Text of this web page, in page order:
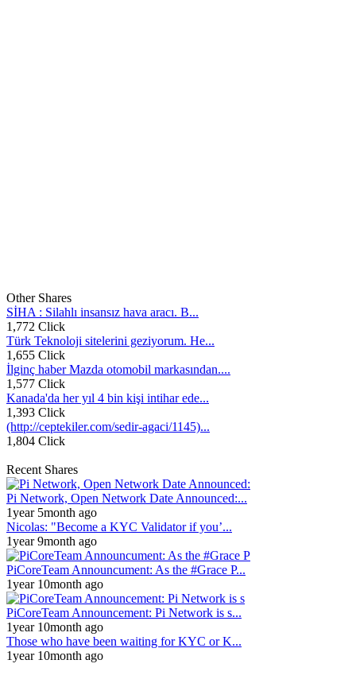
Other Shares
SİHA : Silahlı insansız hava aracı. B...
1,772 Click
Türk Teknoloji sitelerini geziyorum. He...
1,655 Click
İlginç haber Mazda otomobil markasından....
1,577 Click
Kanada'da her yıl 4 bin kişi intihar ede...
1,393 Click
(http://ceptekiler.com/sedir-agaci/1145)...
1,804 Click
Recent Shares
Pi Network, Open Network Date Announced:...
1year 5month ago
Nicolas: "Become a KYC Validator if you’...
1year 9month ago
PiCoreTeam Announcument: As the #Grace P...
1year 10month ago
PiCoreTeam Announcement: Pi Network is s...
1year 10month ago
Those who have been waiting for KYC or K...
1year 10month ago